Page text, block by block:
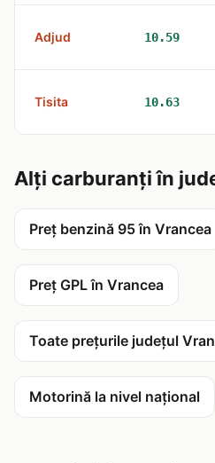
Adjud 10.59
Tisita 10.63
Alți carburanți în
Preț benzină 95 în Vrancea
Preț GPL în Vrancea
Toate prețurile județul
Motorină la nivel național